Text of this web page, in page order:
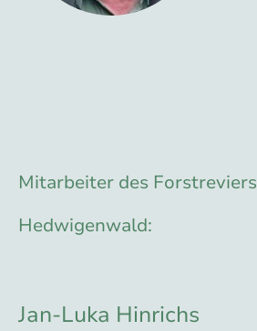
Mitarbeiter des Forstreviers
Hedwigenwald:
Jan-Luka Hinrichs